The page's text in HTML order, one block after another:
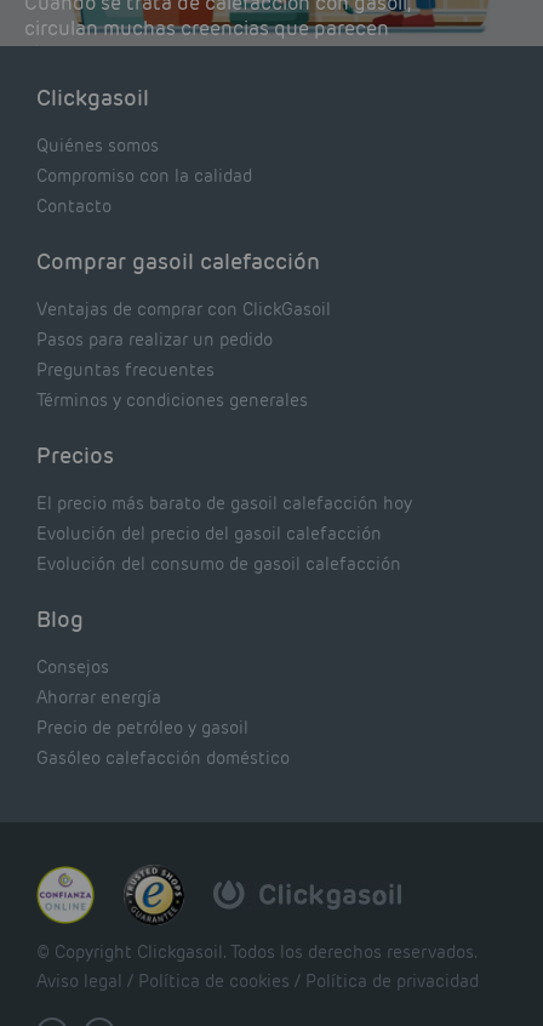
circulan muchas creencias que parecen
lógicas pero que, en realidad, pueden estar
de tu caldera. Pocas se contrastan con lo que
Clickgasoil
Quiénes somos
Compromiso con la calidad
Contacto
Comprar gasoil calefacción
Ventajas de comprar con ClickGasoil
Pasos para realizar un pedido
Preguntas frecuentes
Términos y condiciones generales
Precios
El precio más barato de gasoil calefacción hoy
Evolución del precio del gasoil calefacción
Evolución del consumo de gasoil calefacción
Blog
Consejos
Ahorrar energía
Precio de petróleo y gasoil
Gasóleo calefacción doméstico
© Copyright Clickgasoil. Todos los derechos reservados.
Aviso legal / Política de cookies / Política de privacidad